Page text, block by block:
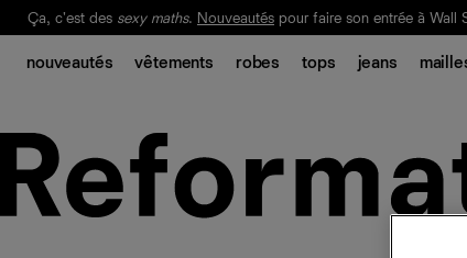
Notre Bilan Responsable 2025 est ici. Lisez-le
Ça, c'est des sexy maths. Nouveautés pour faire son entrée à Wall
nouveautés vêtements robes tops jeans